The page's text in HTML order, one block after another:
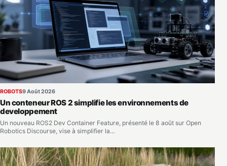
ROBOTS9 Août 2026
Un conteneur ROS 2 simplifie les environnements de
developpement
Un nouveau ROS2 Dev Container Feature, présenté le 8 août sur Open
Robotics Discourse, vise à simplifier la…